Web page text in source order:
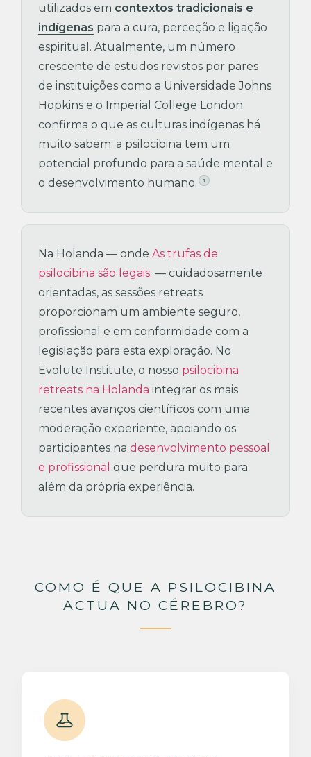
utilizados em contextos tradicionais e
indígenas para a cura, perceção e ligação
espiritual. Atualmente, um número
crescente de estudos revistos por pares
de instituições como a Universidade Johns
Hopkins e o Imperial College London
confirma o que as culturas indígenas há
muito sabem: a psilocibina tem um
potencial profundo para a saúde mental e
o desenvolvimento humano.
1
Na Holanda — onde As trufas de
psilocibina são legais. — cuidadosamente
orientadas, as sessões retreats
proporcionam um ambiente seguro,
profissional e em conformidade com a
legislação para esta exploração. No
Evolute Institute, o nosso psilocibina
retreats na Holanda integrar os mais
recentes avanços científicos com uma
moderação experiente, apoiando os
participantes na desenvolvimento pessoal
e profissional que perdura muito para
além da própria experiência.
COMO É QUE A PSILOCIBINA
ACTUA NO CÉREBRO?